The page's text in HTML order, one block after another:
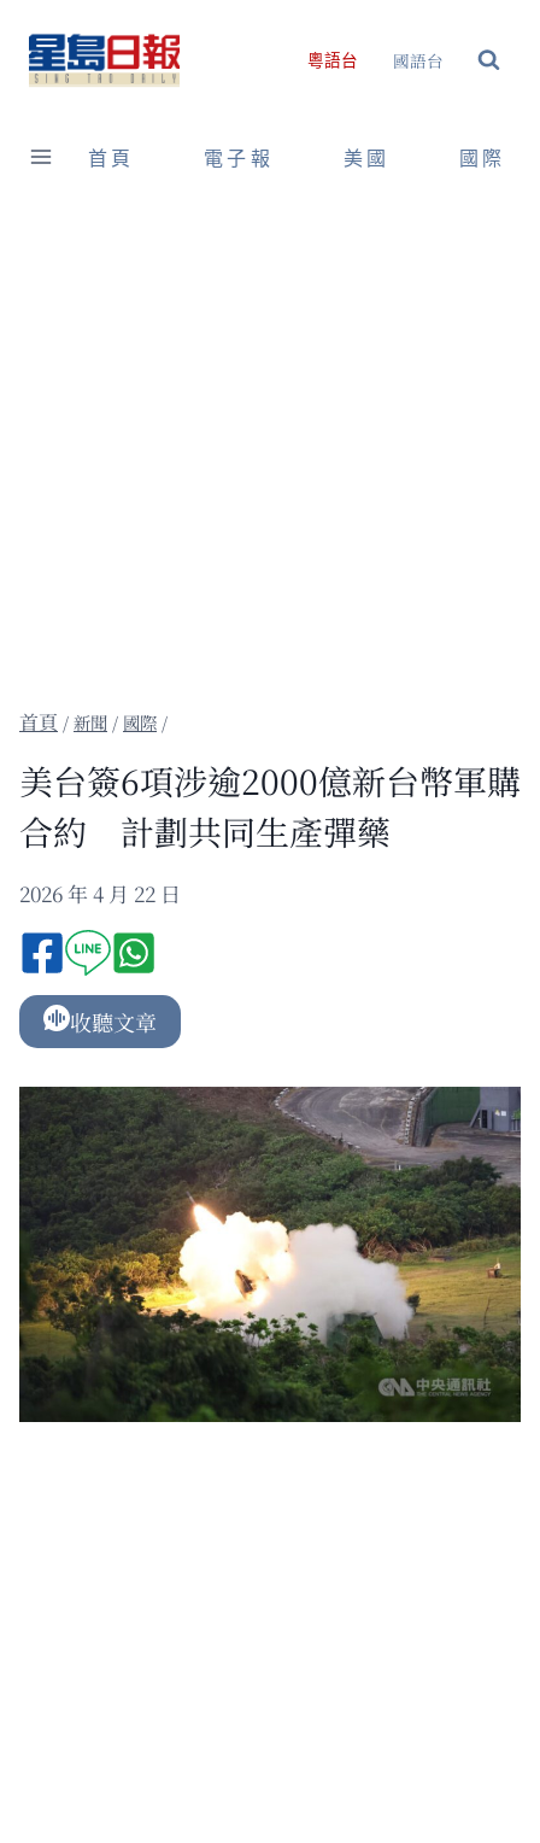
content
粵語台 國語台
首頁 電子報 美國 國際
/新聞 / 國際 /
美台簽6項涉逾2000億新台幣軍購
合約 計劃共同生產彈藥
2026 年 4 月 22 日
收聽文章